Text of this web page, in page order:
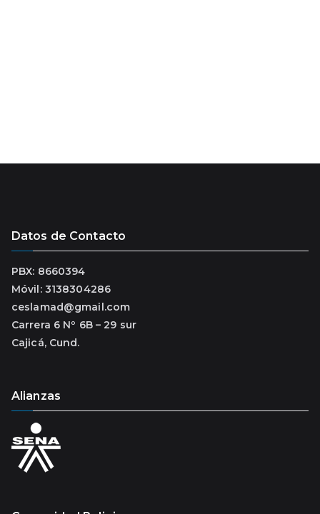
Datos de Contacto
PBX: 8660394
Móvil: 3138304286
ceslamad@gmail.com
Carrera 6 Nº 6B – 29 sur
Cajicá, Cund.
Alianzas